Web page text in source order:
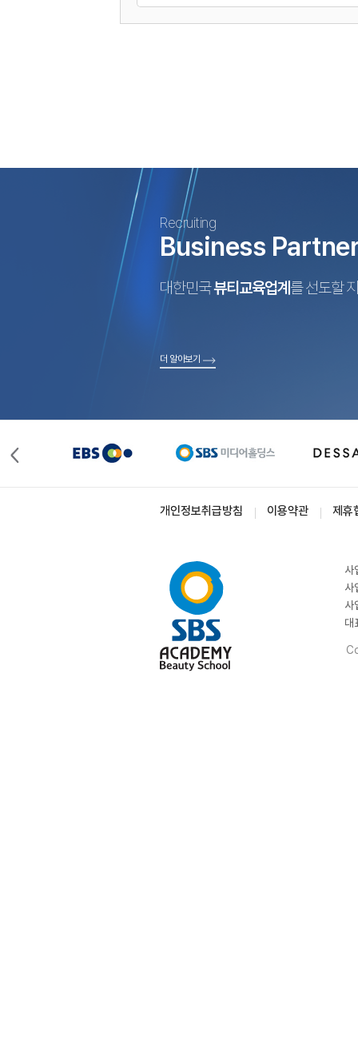
Recruiting
Business
대한민국뷰티교육업계 를 선도할
더 알아보기
개인정보취급방침 이용약관 제휴
사
사
사
대